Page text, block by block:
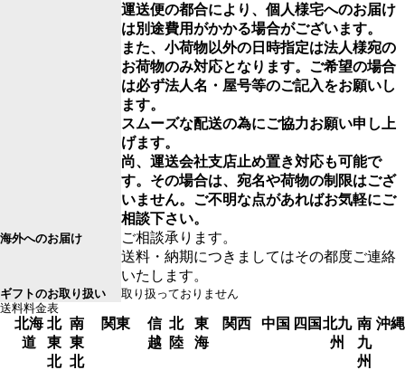
運送便の都合により、個人様宅へのお届け
は別途費用がかかる場合がございます。
また、小荷物以外の日時指定は法人様宛の
お荷物のみ対応となります。ご希望の場合
は必ず法人名・屋号等のご記入をお願いし
ます。
スムーズな配送の為にご協力お願い申し上
げます。
尚、運送会社支店止め置き対応も可能で
す。その場合は、宛名や荷物の制限はござ
いません。ご不明な点があればお気軽にご
相談下さい。
海外へのお届け
ご相談承ります。
送料・納期につきましてはその都度ご連絡
いたします。
ギフトのお取り扱い
取り扱っておりません
送料料金表
北海
道
北
東
北
南
東
北
関東
信
越
北
陸
東
海
関西 中国 四国北九
州
南
九
州
沖縄